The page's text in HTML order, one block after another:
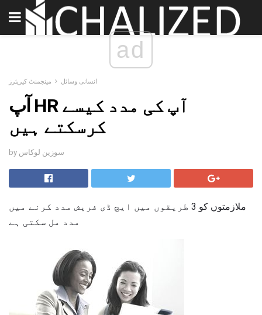
ad
انسانی وسائل مینجمنٹ کیریئرز
آپ HR آپ کی مدد کیسے
کرسکتے ہیں
by سوزین لوکاس
ملازمتوں کو 3 طریقوں میں ایچ ڈی فریش مدد کرنے میں
مدد مل سکتی ہے